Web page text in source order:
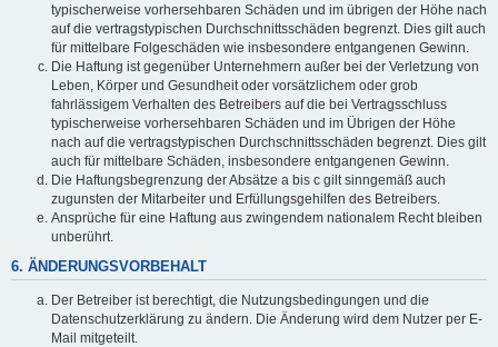
typischerweise vorhersehbaren Schäden und im übrigen der Höhe nach
auf die vertragstypischen Durchschnittsschäden begrenzt. Dies gilt auch
für mittelbare Folgeschäden wie insbesondere entgangenen Gewinn.
Die Haftung ist gegenüber Unternehmern außer bei der Verletzung von
Leben, Körper und Gesundheit oder vorsätzlichem oder grob
fahrlässigem Verhalten des Betreibers auf die bei Vertragsschluss
typischerweise vorhersehbaren Schäden und im Übrigen der Höhe
nach auf die vertragstypischen Durchschnittsschäden begrenzt. Dies gilt
auch für mittelbare Schäden, insbesondere entgangenen Gewinn.
Die Haftungsbegrenzung der Absätze a bis c gilt sinngemäß auch
zugunsten der Mitarbeiter und Erfüllungsgehilfen des Betreibers.
Ansprüche für eine Haftung aus zwingendem nationalem Recht bleiben
unberührt.
6. ÄNDERUNGSVORBEHALT
Der Betreiber ist berechtigt, die Nutzungsbedingungen und die
Datenschutzerklärung zu ändern. Die Änderung wird dem Nutzer per E-
Mail mitgeteilt.